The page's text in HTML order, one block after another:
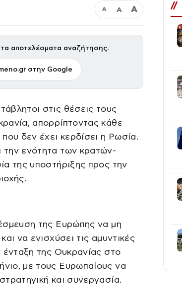
Α Α Α
αποτελέσματα αναζήτησης.
στην Google
στις θέσεις τους
απορρίπτοντας κάθε
δεν έχει κερδίσει η Ρωσία.
την ενότητα των κρατών-
της υποστήριξης προς την
της Ευρώπης να μη
να ενισχύσει τις αμυντικές
ένταξη της Ουκρανίας στο
με τους Ευρωπαίους να
και συνεργασία.
//